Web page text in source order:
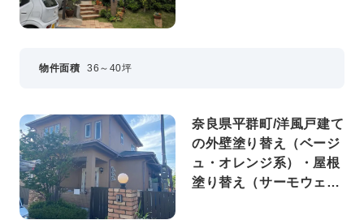
物件面積 36～40坪
奈良県平群町/洋風戸建て
の外壁塗り替え（ベージ
ュ・オレンジ系）・屋根
塗り替え（サーモウェザ